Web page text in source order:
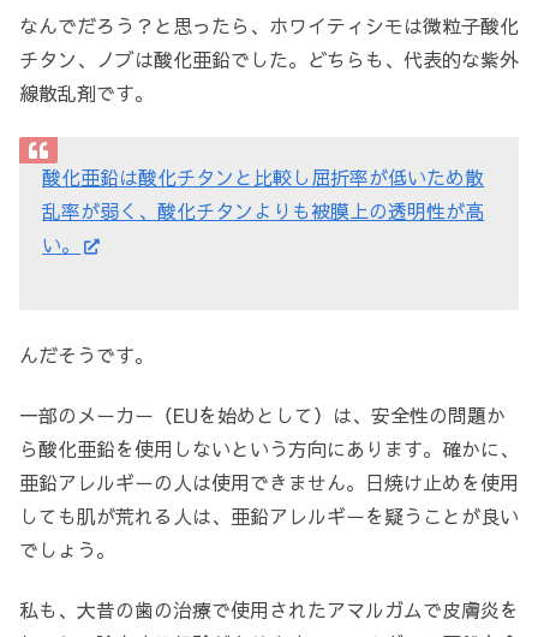
なんでだろう？と思ったら、ホワイティシモは微粒子酸化
チタン、ノブは酸化亜鉛でした。どちらも、代表的な紫外
線散乱剤です。
酸化亜鉛は酸化チタンと比較し屈折率が低いため散
乱率が弱く、酸化チタンよりも被膜上の透明性が高
い。
んだそうです。
一部のメーカー（EUを始めとして）は、安全性の問題か
ら酸化亜鉛を使用しないという方向にあります。確かに、
亜鉛アレルギーの人は使用できません。日焼け止めを使用
しても肌が荒れる人は、亜鉛アレルギーを疑うことが良い
でしょう。
私も、大昔の歯の治療で使用されたアマルガムで皮膚炎を